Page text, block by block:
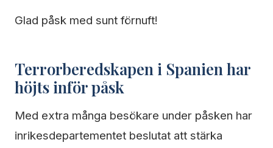
Glad påsk med sunt förnuft!
Terrorberedskapen i Spanien har
höjts inför påsk
Med extra många besökare under påsken har
inrikesdepartementet beslutat att stärka